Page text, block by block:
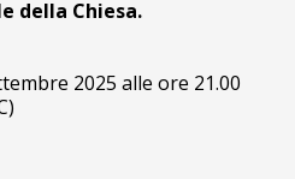
della Chiesa.
2025 alle ore 21.00